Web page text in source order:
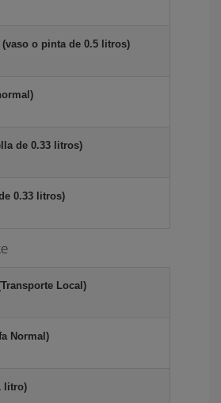
(vaso o pinta de 0.5 litros)
de 0.33 litros)
0.33 litros)
Local)
Normal)
litro)